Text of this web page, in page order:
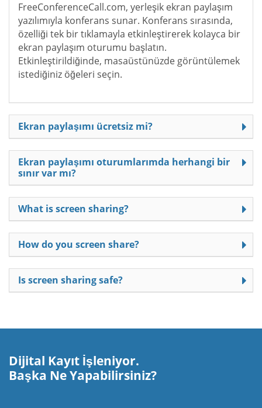
FreeConferenceCall.com, yerleşik ekran paylaşım
yazılımıyla konferans sunar. Konferans sırasında,
özelliği tek bir tıklamayla etkinleştirerek kolayca bir
ekran paylaşım oturumu başlatın.
Etkinleştirildiğinde, masaüstünüzde görüntülemek
istediğiniz öğeleri seçin.
Ekran paylaşımı ücretsiz mi?
Ekran paylaşımı oturumlarımda herhangi bir
sınır var mı?
What is screen sharing?
How do you screen share?
Is screen sharing safe?
Dijital Kayıt İşleniyor.
Başka Ne Yapabilirsiniz?